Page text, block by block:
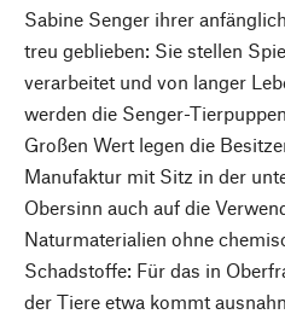
Sabine Senger ihrer
treu geblieben: Sie stellen
verarbeitet und von langer
werden die Senger-
Großen Wert legen die
Manufaktur mit Sitz in der
Obersinn auch auf die
Naturmaterialien ohne
Schadstoffe: Für das in
der Tiere etwa kommt